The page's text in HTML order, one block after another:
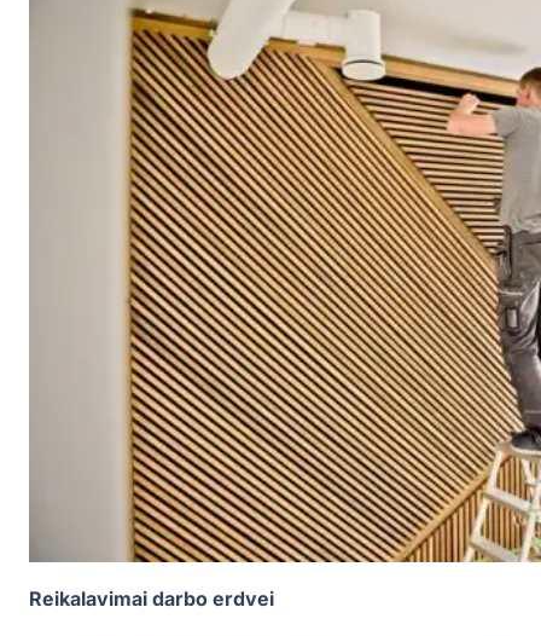
Reikalavimai darbo erdvei